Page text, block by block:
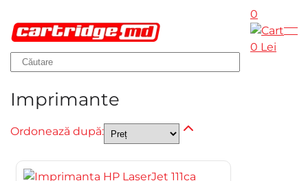
Skip to main content
0
0 Lei
Imprimante
Ordonează după: